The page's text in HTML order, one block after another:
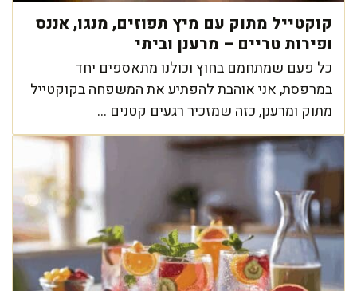
קוקטייל מתוק עם מיץ תפוזים, מנגו, אננס
ופירות טריים – מרענן וביתי
כל פעם שמתחמם בחוץ וכולנו מתאספים יחד
במרפסת, אני אוהבת להפתיע את המשפחה בקוקטייל
מתוק ומרענן, כזה שמזכיר רגעים קטנים ...